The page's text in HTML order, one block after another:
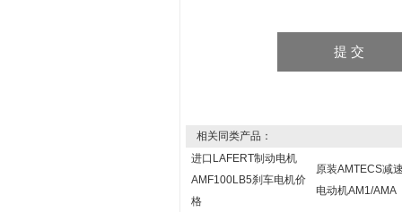
相关同类产品：
进口LAFERT制动电机
AMF100LB5刹车电机价
格
原装AMTECS减
电动机AM1/AMA